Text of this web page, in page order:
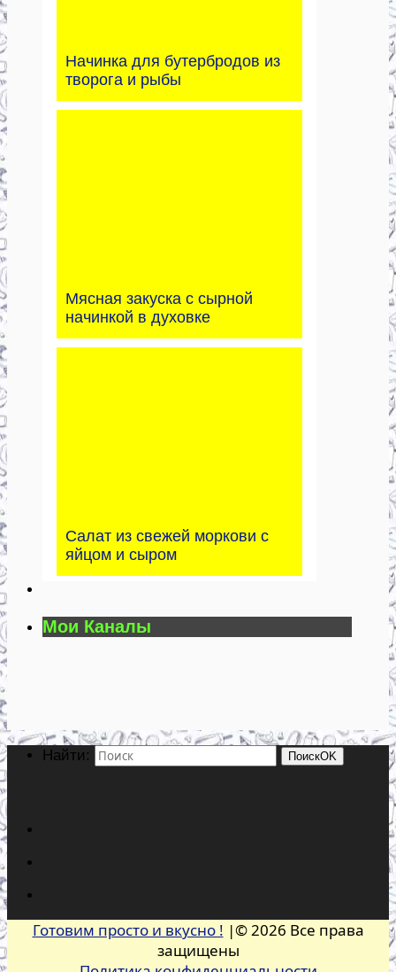
Начинка для бутербродов из
творога и рыбы
Мясная закуска с сырной
начинкой в духовке
Салат из свежей моркови с
яйцом и сыром
Мои Каналы
Найти: ПоискOK
Готовим просто и вкусно ! |© 2026 Все права
защищены